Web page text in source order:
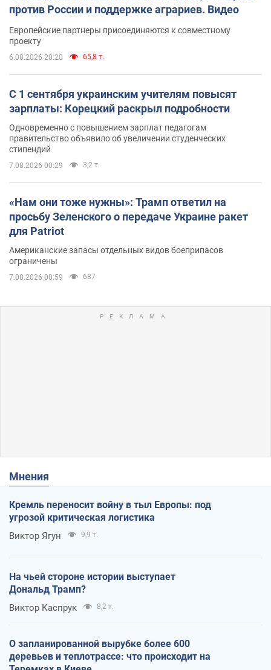
против России и поддержке аграриев. Видео
Европейские партнеры присоединяются к совместному
проекту
6.08.2026 20:20 65,8 т.
С 1 сентября украинским учителям повысят
зарплаты: Корецкий раскрыл подробности
Одновременно с повышением зарплат педагогам
правительство объявило об увеличении студенческих
стипендий
7.08.2026 00:29 3,2 т.
«Нам они тоже нужны»: Трамп ответил на
просьбу Зеленского о передаче Украине ракет
для Patriot
Американские запасы отдельных видов боеприпасов
ограничены
7.08.2026 00:59 687
Мнения
Кремль переносит войну в тыл Европы: под
угрозой критическая логистика
Виктор Ягун 9,9 т.
На чьей стороне истории выступает
Дональд Трамп?
Виктор Каспрук 8,2 т.
О запланированной вырубке более 600
деревьев и теплотрассе: что происходит на